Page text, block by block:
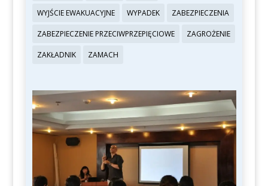
WYJŚCIE EWAKUACYJNE WYPADEK ZABEZPIECZENIA
ZABEZPIECZENIE PRZECIWPRZEPIĘCIOWE ZAGROŻENIE
ZAKŁADNIK ZAMACH